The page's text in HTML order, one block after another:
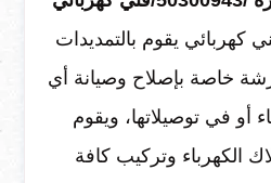
كهربائي يقوم بالتمديدات
خاصة بإصلاح وصيانة أي
في توصيلاتها، ويقوم
الكهرباء وتركيب كافة